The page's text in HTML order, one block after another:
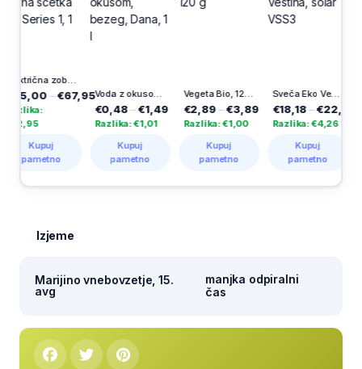
Električna zobna ščetka Pro Series 1, 1 kos
€67,95 Voda z okusom, bezeg, Dana, 1 l
–€1,49
Razlika: €1,01
Vegeta Bio, 120 g
€2,89 €3,89
Razlika: €1,00
Sveča Eko Vestina, solar VSS3
€18,18 –€22,44
Razlika: €4,26
€3,49
Razlika:
Izjeme
Marijino vnebovzetje, 15.
avg
manjka odpiralni
čas